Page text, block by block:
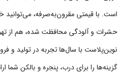
است. با قیمتی مقرون‌به‌صرفه، می‌توانید
حشرات و آلودگی محافظت شده، هم از
نوین‌پلاست با سال‌ها تجربه در تولید و
گزینه‌ها را برای درب، پنجره و بالکن شما